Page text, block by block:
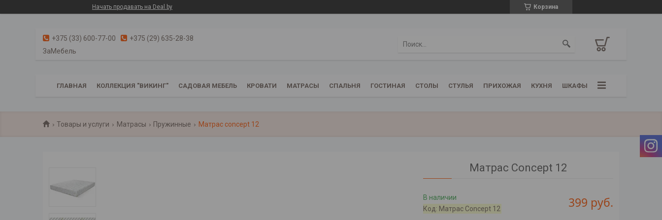
Начать продавать на Deal.by Корзина
+375 (33) 600-77-00
+375 (29) 635-28-38
ЗаМебель
ГЛАВНАЯ КОЛЛЕКЦИЯ "ВИКИНГ" САДОВАЯ МЕБЕЛЬ КРОВАТИ МАТРАСЫ СПАЛЬНЯ ГОСТИНАЯ СТОЛЫ СТУЛЬЯ ПРИХОЖАЯ КУХНЯ ШКАФЫ
Товары и услуги Матрасы Пружинные Матрас concept 12
Матрас Concept 12
В наличии
Код: Матрас Concept 12 399 руб.